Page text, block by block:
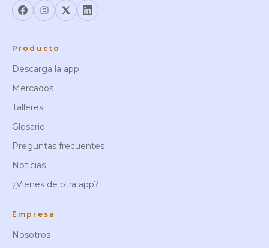
Producto
Descarga la app
Mercados
Talleres
Glosario
Preguntas frecuentes
Noticias
¿Vienes de otra app?
Empresa
Nosotros